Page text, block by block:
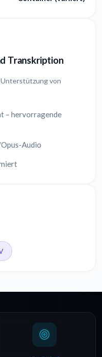
Transkription
von
– hervorragende
Audio